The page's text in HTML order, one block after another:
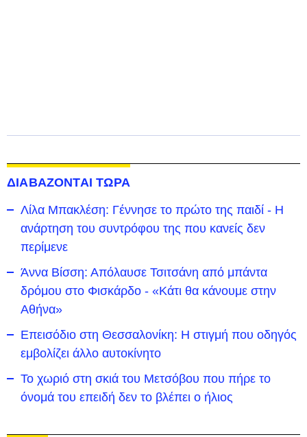
ΔΙΑΒΑΖΟΝΤΑΙ ΤΩΡΑ
Λίλα Μπακλέση: Γέννησε το πρώτο της παιδί - Η
ανάρτηση του συντρόφου της που κανείς δεν
περίμενε
Άννα Βίσση: Απόλαυσε Τσιτσάνη από μπάντα
δρόμου στο Φισκάρδο - «Κάτι θα κάνουμε στην
Αθήνα»
Επεισόδιο στη Θεσσαλονίκη: Η στιγμή που οδηγός
εμβολίζει άλλο αυτοκίνητο
Το χωριό στη σκιά του Μετσόβου που πήρε το
όνομά του επειδή δεν το βλέπει ο ήλιος